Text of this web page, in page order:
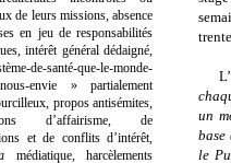
un
base
le
de leurs missions, absence
en jeu de responsabilités
intérêt général dédaigné,
de-santé-que-le-monde-
nous-envie » partialement
propos antisémites,
d’affairisme, de
et de conflits d’intérêt,
médiatique, harcèlements